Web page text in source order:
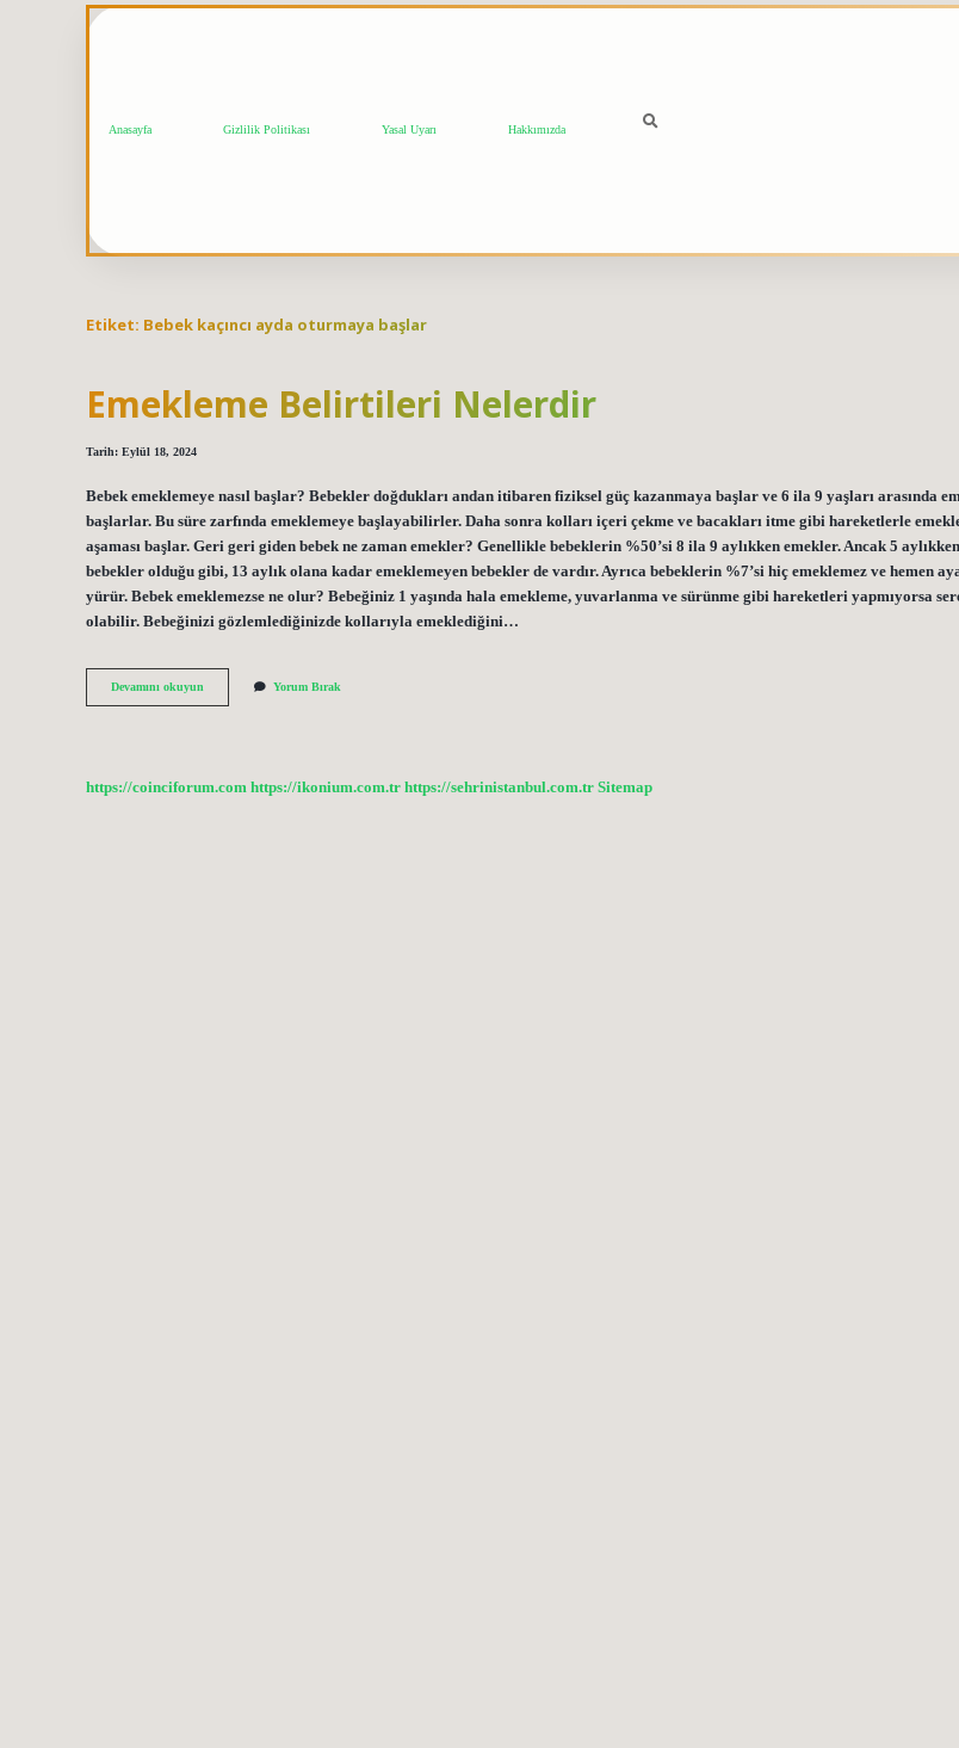
Anasayfa Gizlilik Politikası Yasal Uyarı Hakkımızda
Etiket: Bebek kaçıncı ayda oturmaya başlar
Emekleme Belirtileri Nelerdir
Tarih: Eylül 18, 2024
Bebek emeklemeye nasıl başlar? Bebekler doğdukları andan itibaren fiziksel güç kazanmaya başlar ve 6 ila 9 yaşları arasında
başlarlar. Bu süre zarfında emeklemeye başlayabilirler. Daha sonra kolları içeri çekme ve bacakları itme gibi hareketlerle
aşaması başlar. Geri geri giden bebek ne zaman emekler? Genellikle bebeklerin %50’si 8 ila 9 aylıkken emekler. Ancak 5
bebekler olduğu gibi, 13 aylık olana kadar emeklemeyen bebekler de vardır. Ayrıca bebeklerin %7’si hiç emeklemez ve hemen
yürür. Bebek emeklemezse ne olur? Bebeğiniz 1 yaşında hala emekleme, yuvarlanma ve sürünme gibi hareketleri yapmıyorsa
olabilir. Bebeğinizi gözlemlediğinizde kollarıyla emeklediğini…
Devamını okuyun Emekleme
Belirtileri
Yorum Bırak
https://coinciforum.com https://ikonium.com.tr https://sehrinistanbul.com.tr Sitemap